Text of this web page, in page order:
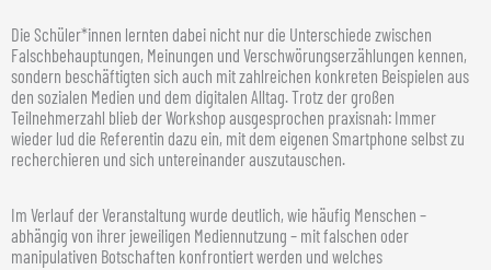
Die Schüler*innen lernten dabei nicht nur die Unterschiede zwischen
Falschbehauptungen, Meinungen und Verschwörungserzählungen kennen,
sondern beschäftigten sich auch mit zahlreichen konkreten Beispielen aus
den sozialen Medien und dem digitalen Alltag. Trotz der großen
Teilnehmerzahl blieb der Workshop ausgesprochen praxisnah: Immer
wieder lud die Referentin dazu ein, mit dem eigenen Smartphone selbst zu
recherchieren und sich untereinander auszutauschen.
Im Verlauf der Veranstaltung wurde deutlich, wie häufig Menschen –
abhängig von ihrer jeweiligen Mediennutzung – mit falschen oder
manipulativen Botschaften konfrontiert werden und welches